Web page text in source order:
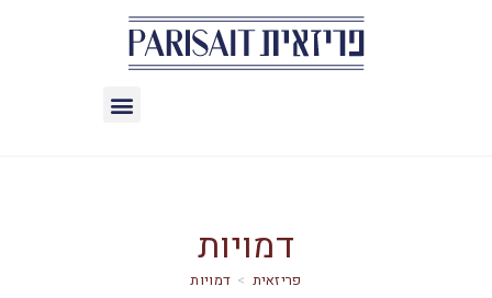
דמויות
> דמויות